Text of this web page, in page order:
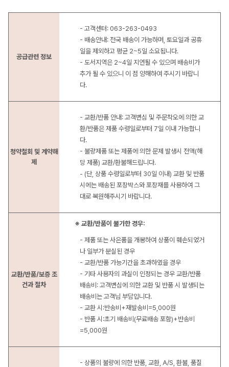
공급관련 정보
- 고객센터: 063-263-0493
- 배송안내: 전국 배송이 가능하며, 토요일과 공휴
일을 제외하고 평균 2~5일 소요됩니다.
- 도서지역은 2~4일 지연될 수 있으며 배송비가
추가 될 수 있으니 이 점 양해하여 주시기 바랍니
다.
청약철회 및 계약해
제
- 교환/반품 안내: 고객변심 및 주문착오에 의한 교
환/반품은 제품 수령일로부터 7일 이내 가능합니
다.
- 불량제품 또는 제품에 의한 문제 발생시 전액(해
당 제품) 교환/환불해드립니다.
- (단, 상품 수령일로부터 30일 이내) 교환 및 반품
시에는 배송된 포장박스와 포장재를 사용하여 그
대로 복원해주시기 바랍니다.
교환/반품/보증 조
건과 절차
※ 교환/반품이 불가한 경우:
- 제품 또는 사은품을 개봉하여 상품이 훼손되었거
나 일부가 분실된 경우
- 교환/반품 가능기간을 초과하였을 경우
- 기타 사용자의 과실이 인정되는 경우 교환/반품
배송비: 고객변심에 의한 교환 및 반품 시 발생되는
배송비는 고객님 부담입니다.
- 교환 시:반송비+재발송비=5,000원
- 반품 시:초기 배송비(무료배송 포함)+반송비
=5,000원
- 상품의 불량에 의한 반품, 교환, A/S, 환불, 품질